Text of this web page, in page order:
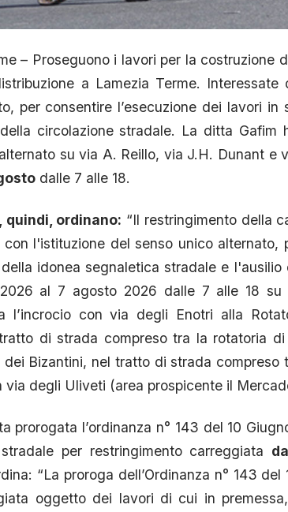
– Proseguono i lavori per la
a Lamezia Terme. Interessate
per consentire l’esecuzione dei lavori
circolazione stradale. La ditta Gafim
su via A. Reillo, via J.H. Dunant e
dalle 7 alle 18.
quindi, ordinano: “Il restringimento della
con l'istituzione del senso unico alternato,
idonea segnaletica stradale e
al 7 agosto 2026 dalle 7 alle 18
l’incrocio con via degli Enotri alla
di strada compreso tra la rotatoria
dei Bizantini, nel tratto di strada
via degli Uliveti (area prospicente il
prorogata l’ordinanza n° 143 del 10
per restringimento carreggiata
“La proroga dell’Ordinanza n° 143
oggetto dei lavori di cui in